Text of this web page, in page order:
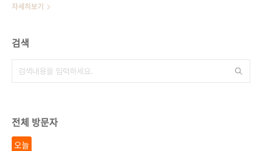
자세히보기
검색
전체 방문자
오늘